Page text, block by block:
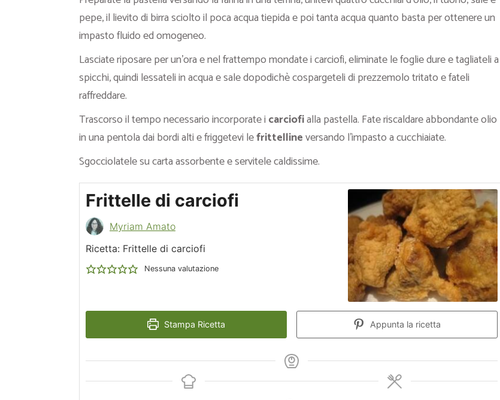
pepe, il lievito di birra sciolto il poca acqua tiepida e poi tanta acqua quanto basta per ottenere un
impasto fluido ed omogeneo.
Lasciate riposare per un’ora e nel frattempo mondate i carciofi, eliminate le foglie dure e tagliateli a
spicchi, quindi lessateli in acqua e sale dopodichè cospargeteli di prezzemolo tritato e fateli
raffreddare.
Trascorso il tempo necessario incorporate i carciofialla pastella. Fate riscaldare abbondante olio
in una pentola dai bordi alti e friggetevi lefrittellineversando l’impasto a cucchiaiate.
Sgocciolatele su carta assorbente e servitele caldissime.
Frittelle di carciofi
Myriam Amato
Ricetta: Frittelle di carciofi
Nessuna valutazione
Stampa Ricetta Appunta la ricetta